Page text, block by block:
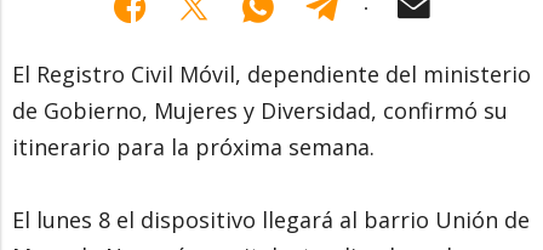
El Registro Civil Móvil, dependiente del ministerio
de Gobierno, Mujeres y Diversidad, confirmó su
itinerario para la próxima semana.
El lunes 8 el dispositivo llegará al barrio Unión de